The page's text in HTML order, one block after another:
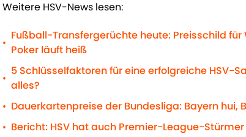
Weitere HSV-News lesen:
•
Fußball-Transfergerüchte heute: Preisschild
Poker läuft heiß
•
5 Schlüsselfaktoren für eine erfolgreiche HSV-
alles?
• Dauerkartenpreise der Bundesliga: Bayern hui,
• Bericht: HSV hat auch Premier-League-